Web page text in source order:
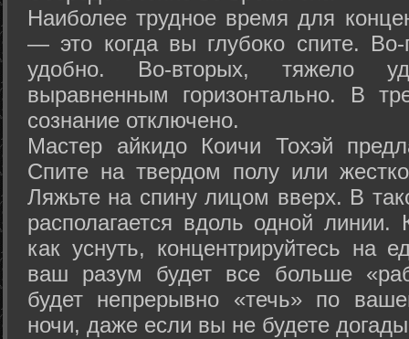
Наиболее трудное время для
— это когда вы глубоко спите.
удобно. Во-вторых, тяжело
выравненным горизонтально. В
сознание отключено.
Мастер айкидо Коичи Тохэй
Спите на твердом полу или
Ляжьте на спину лицом вверх. В
располагается вдоль одной
как уснуть, концентрируйтесь на
ваш разум будет все больше
будет непрерывно «течь» по
ночи, даже если вы не будете